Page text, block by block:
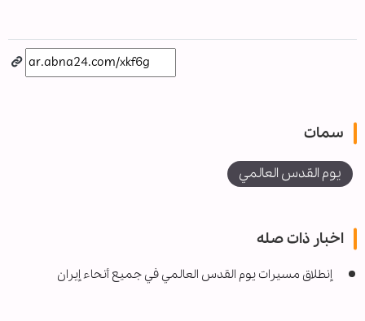
سمات
يوم القدس العالمي
اخبار ذات صله
إنطلاق مسيرات يوم القدس العالمي في جميع أنحاء إيران